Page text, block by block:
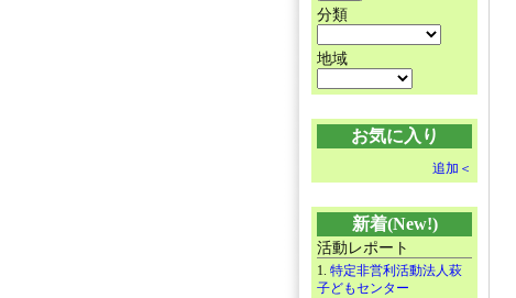
分類
地域
お気に入り
追加＜
新着(New!)
活動レポート
1. 特定非営利活動法人萩
子どもセンター